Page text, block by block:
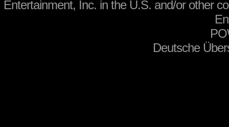
Entertainment, Inc. in the U.S. and/or other
Deutsche